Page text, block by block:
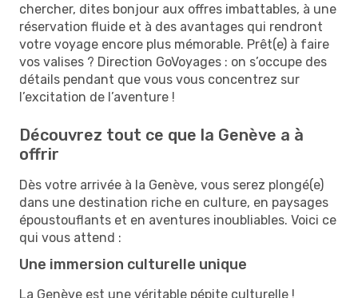
chercher, dites bonjour aux offres imbattables, à une
réservation fluide et à des avantages qui rendront
votre voyage encore plus mémorable. Prêt(e) à faire
vos valises ? Direction GoVoyages : on s’occupe des
détails pendant que vous vous concentrez sur
l’excitation de l’aventure !
Découvrez tout ce que la Genève a à
offrir
Dès votre arrivée à la Genève, vous serez plongé(e)
dans une destination riche en culture, en paysages
époustouflants et en aventures inoubliables. Voici ce
qui vous attend :
Une immersion culturelle unique
La Genève est une véritable pépite culturelle !